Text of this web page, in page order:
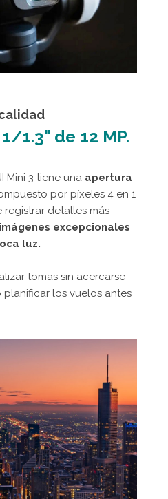
1.3" de 12 MP.
Mini 3 tiene una apertura
por píxeles 4 en 1
registrar detalles más
excepcionales
luz.
tomas sin acercarse
planificar los vuelos antes